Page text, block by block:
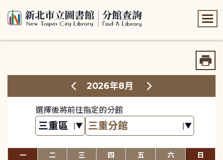
2026年8月
選擇後將前往指定的分館
一 二 三 四 五 六 日